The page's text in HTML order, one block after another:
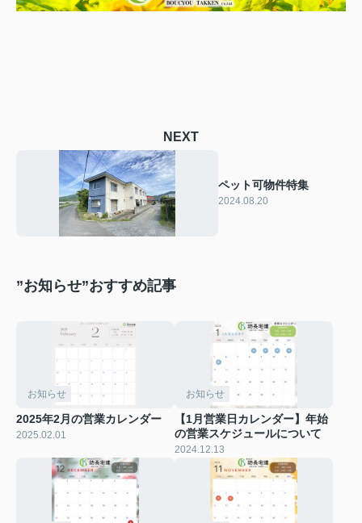
NEXT
ペット可物件特集
2024.08.20
”お知らせ”おすすめ記事
お知らせ
2025年2月の営業カレンダー
2025.02.01
お知らせ
【1月営業日カレンダー】年始
の営業スケジュールについて
2024.12.13